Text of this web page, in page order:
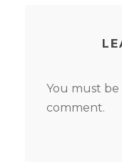
You must be
comment.